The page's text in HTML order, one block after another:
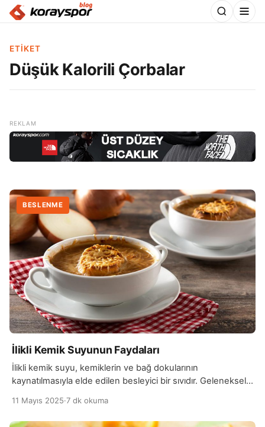
ETIKET
Düşük Kalorili Çorbalar
BESLENME
İlikli Kemik Suyunun Faydaları
İlikli kemik suyu, kemiklerin ve bağ dokularının
kaynatılmasıyla elde edilen besleyici bir sıvıdır. Geleneksel
değeri ve sağlık yararları ile dikkat çeker. Kemiklerin uzun
süre kaynatılması, içerdiği minerallerin ve besin öğelerinin
11 Mayıs 2025·7 dk okuma